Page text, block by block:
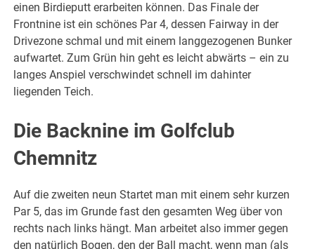
einen Birdieputt erarbeiten können. Das Finale der
Frontnine ist ein schönes Par 4, dessen Fairway in der
Drivezone schmal und mit einem langgezogenen Bunker
aufwartet. Zum Grün hin geht es leicht abwärts – ein zu
langes Anspiel verschwindet schnell im dahinter
liegenden Teich.
Die Backnine im Golfclub
Chemnitz
Auf die zweiten neun Startet man mit einem sehr kurzen
Par 5, das im Grunde fast den gesamten Weg über von
rechts nach links hängt. Man arbeitet also immer gegen
den natürlich Bogen, den der Ball macht, wenn man (als